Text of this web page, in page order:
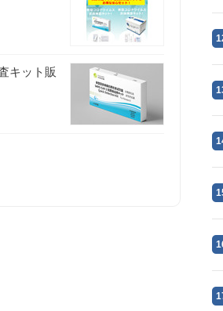
キット販